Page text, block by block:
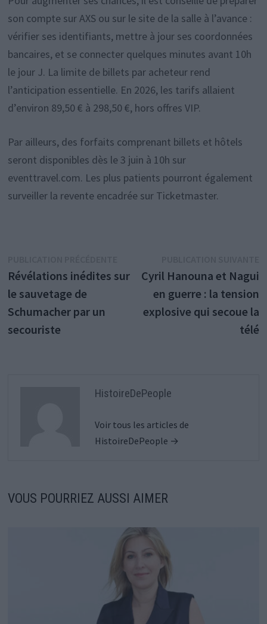
son compte sur AXS ou sur le site de la salle à l’avance :
vérifier ses identifiants, mettre à jour ses coordonnées
bancaires, et se connecter quelques minutes avant 10h
le jour J. La limite de billets par acheteur rend
l’anticipation essentielle. En 2026, les tarifs allaient
d’environ 89,50 € à 298,50 €, hors offres VIP.
Par ailleurs, des forfaits comprenant billets et hôtels
seront disponibles dès le 3 juin à 10h sur
eventtravel.com. Les plus patients pourront également
surveiller la revente encadrée sur Ticketmaster.
de
l’article
précédente :
Révélations inédites sur
le sauvetage de
Schumacher par un
secouriste
Cyril Hanouna et Nagui
en guerre : la tension
explosive qui secoue la
télé
HistoireDePeople
Voir tous les articles de
HistoireDePeople →
VOUS POURRIEZ AUSSI AIMER